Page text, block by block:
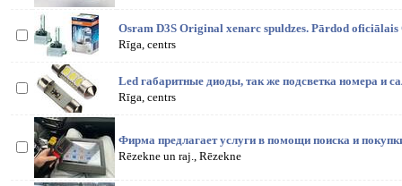
Osram D3S Original xenarc spuldzes. Pārdod
Rīga, centrs
Led габаритные диоды, так же подсветка номера и
Rīga, centrs
Фирма предлагает услуги в помощи поиска и
Rēzekne un raj., Rēzekne